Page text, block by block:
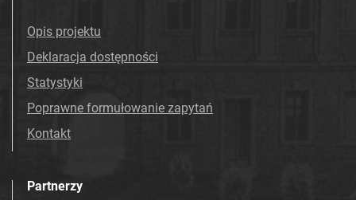
Opis projektu
Deklaracja dostępności
Statystyki
Poprawne formułowanie zapytań
Kontakt
Partnerzy